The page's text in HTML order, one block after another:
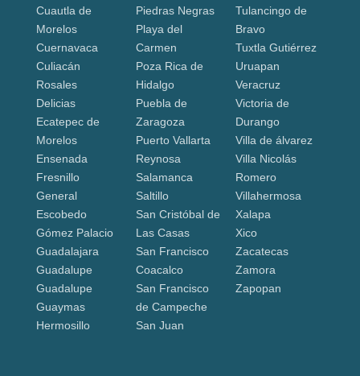
Cuautla de
Morelos
Cuernavaca
Culiacán
Rosales
Delicias
Ecatepec de
Morelos
Ensenada
Fresnillo
General
Escobedo
Gómez Palacio
Guadalajara
Guadalupe
Guadalupe
Guaymas
Hermosillo
Piedras Negras
Playa del
Carmen
Poza Rica de
Hidalgo
Puebla de
Zaragoza
Puerto Vallarta
Reynosa
Salamanca
Saltillo
San Cristóbal de
Las Casas
San Francisco
Coacalco
San Francisco
de Campeche
San Juan
Tulancingo de
Bravo
Tuxtla Gutiérrez
Uruapan
Veracruz
Victoria de
Durango
Villa de álvarez
Villa Nicolás
Romero
Villahermosa
Xalapa
Xico
Zacatecas
Zamora
Zapopan